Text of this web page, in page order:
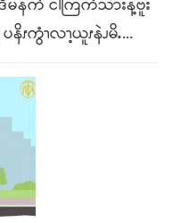
နက် ငါကြက်သားနဲ့ဗူး
ၭကွံၫလၫ့ယူၭနဲၪမိႉ...